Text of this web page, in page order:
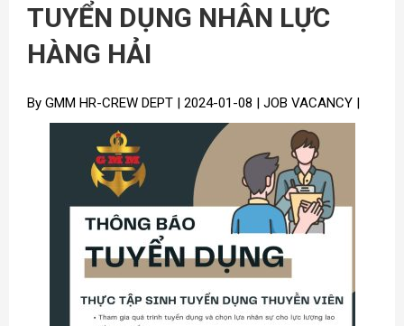
TUYỂN DỤNG NHÂN LỰC
HÀNG HẢI
By GMM HR-CREW DEPT | 2024-01-08 | JOB VACANCY |